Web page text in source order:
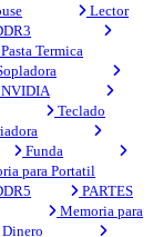
Lector
Pasta Termica
NVIDIA
Teclado
Funda
para Portatil
PARTES
Memoria para